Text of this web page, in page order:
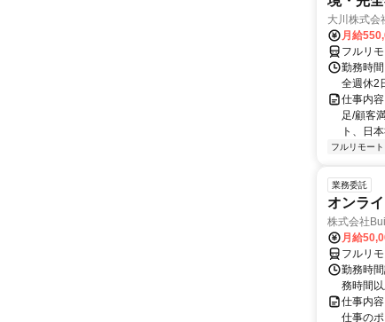
大川株式会
月給
フルリモ
勤務時
全週休2
仕事内
足/顧客
ト、日
フルリモート
業務委託
オンラ
株式会社
月給
フルリモ
勤務時
務時間
仕事内
仕事の